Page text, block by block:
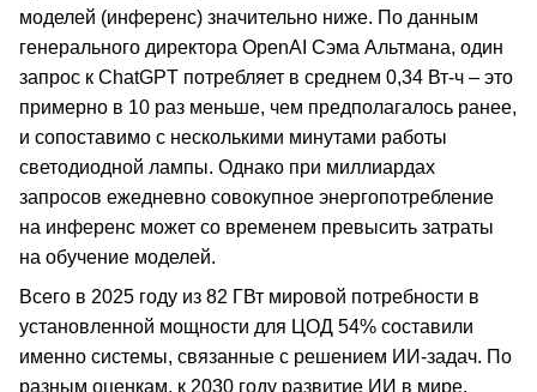
моделей (инференс) значительно ниже. По данным
генерального директора OpenAI Сэма Альтмана, один
запрос к ChatGPT потребляет в среднем 0,34 Вт-ч – это
примерно в 10 раз меньше, чем предполагалось ранее,
и сопоставимо с несколькими минутами работы
светодиодной лампы. Однако при миллиардах
запросов ежедневно совокупное энергопотребление
на инференс может со временем превысить затраты
на обучение моделей.
Всего в 2025 году из 82 ГВт мировой потребности в
установленной мощности для ЦОД 54% составили
именно системы, связанные с решением ИИ-задач. По
разным оценкам, к 2030 году развитие ИИ в мире,